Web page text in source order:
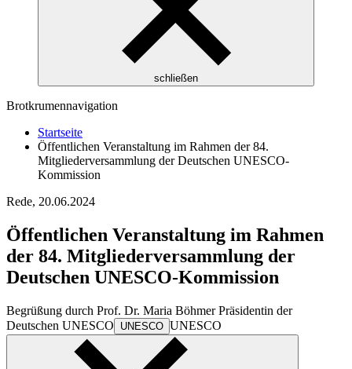
schließen
Brotkrumennavigation
Startseite
Öffentlichen Veranstaltung im Rahmen der 84.
Mitgliederversammlung der Deutschen UNESCO-
Kommission
Rede, 20.06.2024
Öffentlichen Veranstaltung im Rahmen
der 84. Mitgliederversammlung der
Deutschen UNESCO-Kommission
Begrüßung durch Prof. Dr. Maria Böhmer Präsidentin der
Deutschen UNESCO UNESCO UNESCO